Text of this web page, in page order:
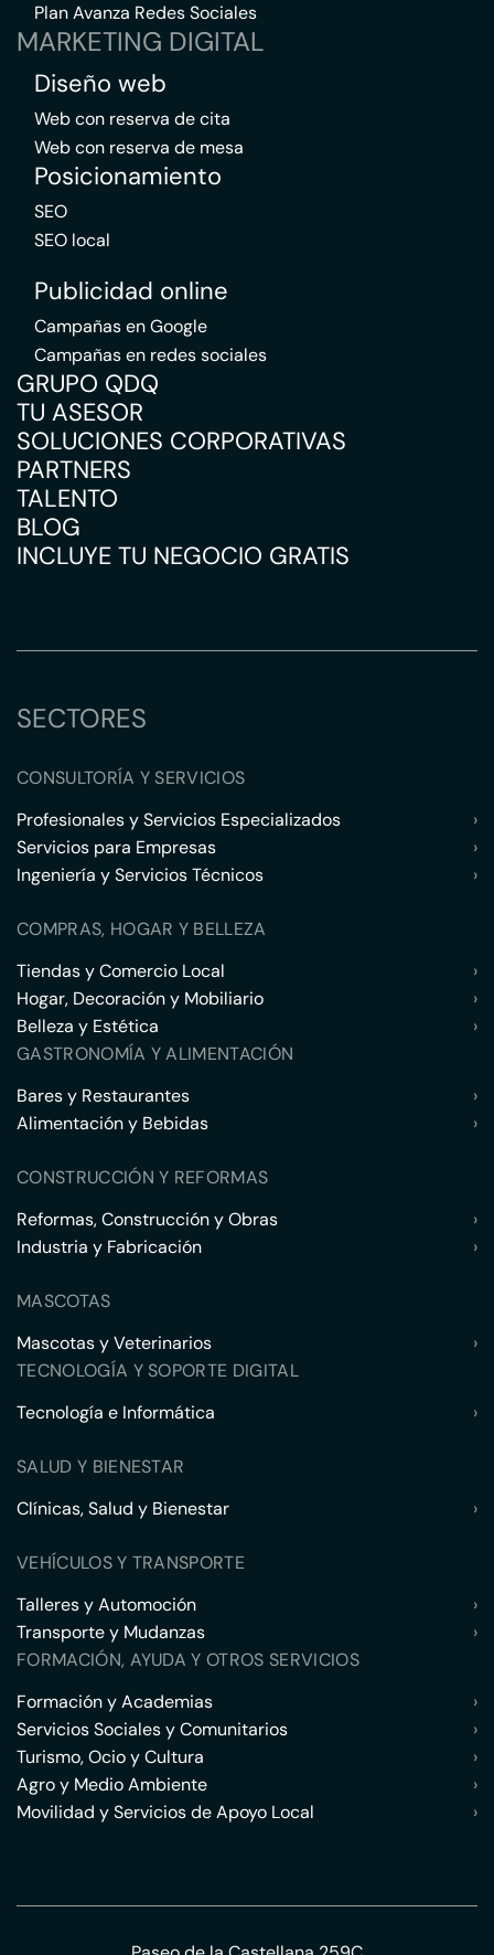
Plan Avanza Redes Sociales
MARKETING DIGITAL
Diseño web
Web con reserva de cita
Web con reserva de mesa
Posicionamiento
SEO
SEO local
Publicidad online
Campañas en Google
Campañas en redes sociales
GRUPO QDQ
TU ASESOR
SOLUCIONES CORPORATIVAS
PARTNERS
TALENTO
BLOG
INCLUYE TU NEGOCIO GRATIS
SECTORES
CONSULTORÍA Y SERVICIOS
Profesionales y Servicios Especializados
›
Servicios para Empresas
›
Ingeniería y Servicios Técnicos
›
COMPRAS, HOGAR Y BELLEZA
Tiendas y Comercio Local
›
Hogar, Decoración y Mobiliario
›
Belleza y Estética
›
GASTRONOMÍA Y ALIMENTACIÓN
Bares y Restaurantes
›
Alimentación y Bebidas
›
CONSTRUCCIÓN Y REFORMAS
Reformas, Construcción y Obras
›
Industria y Fabricación
›
MASCOTAS
Mascotas y Veterinarios
›
TECNOLOGÍA Y SOPORTE DIGITAL
Tecnología e Informática
›
SALUD Y BIENESTAR
Clínicas, Salud y Bienestar
›
VEHÍCULOS Y TRANSPORTE
Talleres y Automoción
›
Transporte y Mudanzas
›
FORMACIÓN, AYUDA Y OTROS SERVICIOS
Formación y Academias
›
Servicios Sociales y Comunitarios
›
Turismo, Ocio y Cultura
›
Agro y Medio Ambiente
›
Movilidad y Servicios de Apoyo Local
›